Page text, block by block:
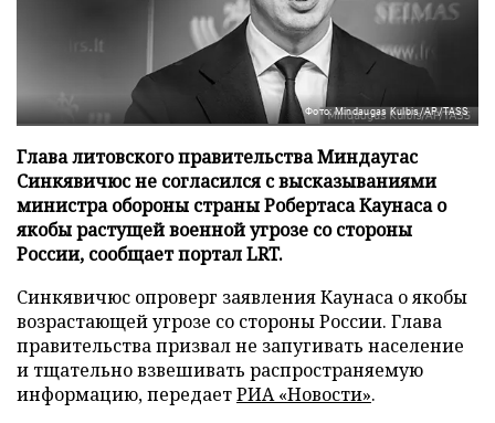
Фото: Mindaugas Kulbis/AP/TASS
Глава литовского правительства Миндаугас
Синкявичюс не согласился с высказываниями
министра обороны страны Робертаса Каунаса о
якобы растущей военной угрозе со стороны
России, сообщает портал LRT.
Синкявичюс опроверг заявления Каунаса о якобы
возрастающей угрозе со стороны России. Глава
правительства призвал не запугивать население
и тщательно взвешивать распространяемую
информацию, передаетРИА «Новости».